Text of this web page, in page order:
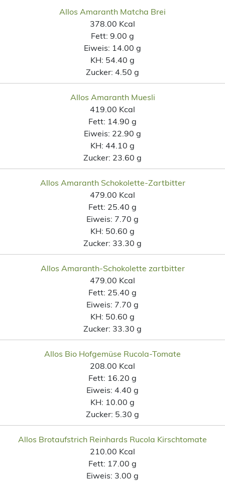
Allos Amaranth Matcha Brei
378.00 Kcal
Fett: 9.00 g
Eiweis: 14.00 g
KH: 54.40 g
Zucker: 4.50 g
Allos Amaranth Muesli
419.00 Kcal
Fett: 14.90 g
Eiweis: 22.90 g
KH: 44.10 g
Zucker: 23.60 g
Allos Amaranth Schokolette-Zartbitter
479.00 Kcal
Fett: 25.40 g
Eiweis: 7.70 g
KH: 50.60 g
Zucker: 33.30 g
Allos Amaranth-Schokolette zartbitter
479.00 Kcal
Fett: 25.40 g
Eiweis: 7.70 g
KH: 50.60 g
Zucker: 33.30 g
Allos Bio Hofgemüse Rucola-Tomate
208.00 Kcal
Fett: 16.20 g
Eiweis: 4.40 g
KH: 10.00 g
Zucker: 5.30 g
Allos Brotaufstrich Reinhards Rucola Kirschtomate
210.00 Kcal
Fett: 17.00 g
Eiweis: 3.00 g